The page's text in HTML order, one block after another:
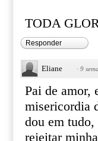
TODA
Responder
Eliane · 9
Pai de amor,
misericordia
dou em tudo,
rejeitar